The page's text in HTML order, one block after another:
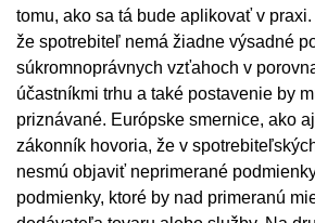
tomu, ako sa tá bude aplikovať v
že spotrebiteľ nemá žiadne výsadné
súkromnoprávnych vzťahoch v
účastníkmi trhu a také postavenie by
priznávané. Európske smernice, ako
zákonník hovoria, že v
nesmú objaviť neprimerané
podmienky, ktoré by nad primeranú